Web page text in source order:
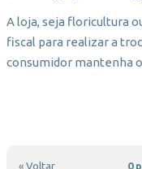
A loja, seja floricultura
fiscal para realizar a
consumidor mantenha
« Voltar 0